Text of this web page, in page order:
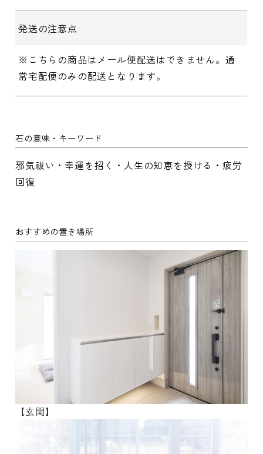
発送の注意点
※こちらの商品はメール便配送はできません。通
常宅配便のみの配送となります。
石の意味・キーワード
邪気祓い・幸運を招く・人生の知恵を授ける・疲労
回復
おすすめの置き場所
【玄関】